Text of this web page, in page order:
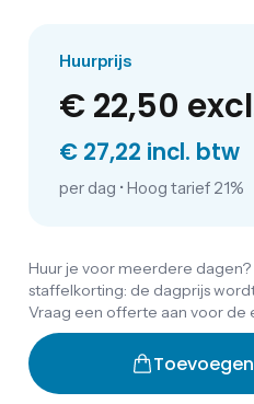
Huurprijs
€ 22,50
€ 27,22 incl. btw
per dag • Hoog tarief 21%
Huur je voor meerdere
staffelkorting: de dagprijs
Vraag een offerte aan voor de